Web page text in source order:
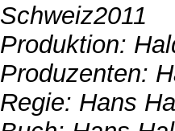
Schweiz2011
Produktion:
Produzenten:
Regie: Hans